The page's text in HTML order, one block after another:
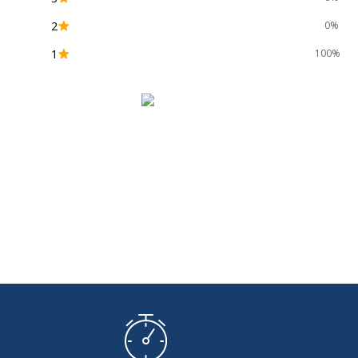
Catégorie de couleur
Quantité de portes
2 0%
1 100%